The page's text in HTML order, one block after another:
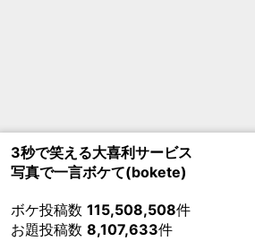
3秒で笑える大喜利サービス
写真で一言ボケて(bokete)
ボケ投稿数 115,508,508件
お題投稿数 8,107,633件